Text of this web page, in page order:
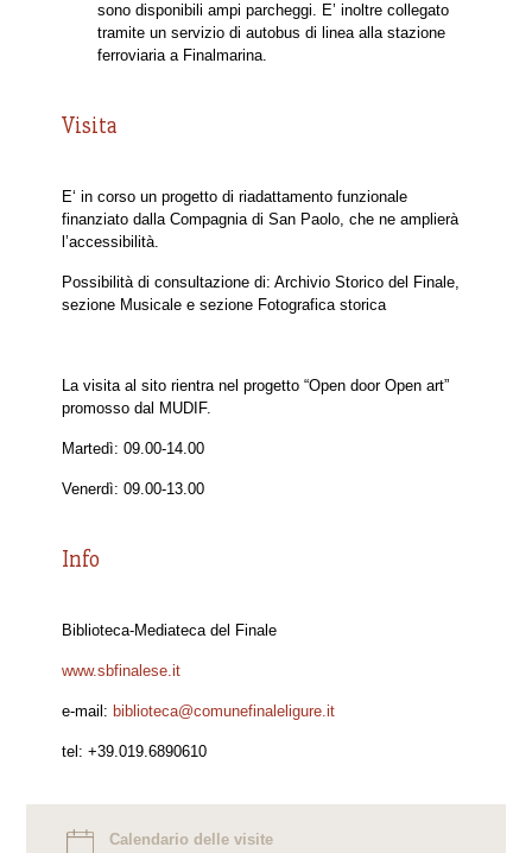
sono disponibili ampi parcheggi. E’ inoltre collegato
tramite un servizio di autobus di linea alla stazione
ferroviaria a Finalmarina.
Visita
E‘ in corso un progetto di riadattamento funzionale
finanziato dalla Compagnia di San Paolo, che ne amplierà
l’accessibilità.
Possibilità di consultazione di: Archivio Storico del Finale,
sezione Musicale e sezione Fotografica storica
La visita al sito rientra nel progetto “Open door Open art”
promosso dal MUDIF.
Martedì: 09.00-14.00
Venerdì: 09.00-13.00
Info
Biblioteca-Mediateca del Finale
www.sbfinalese.it
e-mail: biblioteca@comunefinaleligure.it
tel: +39.019.6890610
Calendario delle visite